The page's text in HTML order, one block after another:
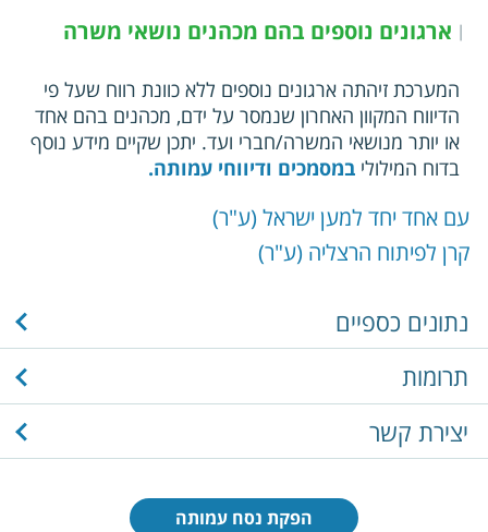
| ארגונים נוספים בהם מכהנים נושאי משרה
המערכת זיהתה ארגונים נוספים ללא כוונת רווח שעל פי
הדיווח המקוון האחרון שנמסר על ידם, מכהנים בהם אחד
או יותר מנושאי המשרה/חברי ועד. יתכן שקיים מידע נוסף
בדוח המילוליבמסמכים ודיווחי עמותה.
עם אחד יחד למען ישראל (ע"ר)
קרן לפיתוח הרצליה (ע"ר)
נתונים כספיים
תרומות
יצירת קשר
הפקת נסח עמותה